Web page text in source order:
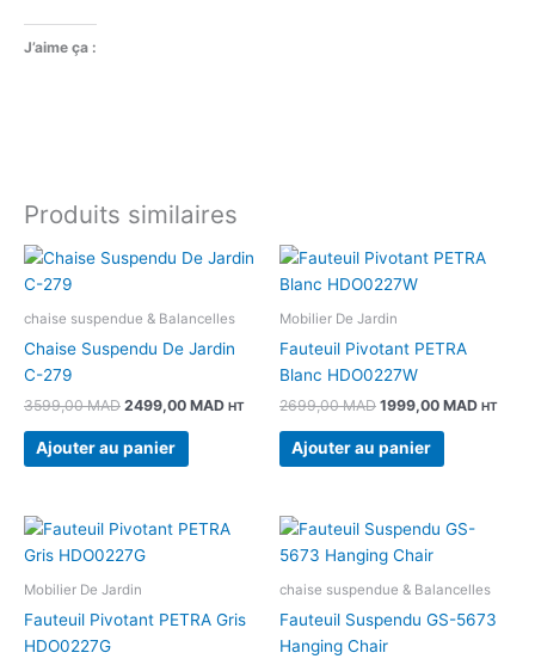
J’aime ça :
Produits similaires
chaise suspendue & Balancelles
Chaise Suspendu De Jardin
C-279
3599,00MAD
Le
prix
était :
3599,00 MAD.
2499,00 MAD
Le
2499,00 MAD.
HT
Ajouter au panier
Mobilier De Jardin
Fauteuil Pivotant PETRA
Blanc HDO0227W
2699,00MAD
Le
initial
était :
2699,00 MAD.
1999,00 MAD
Le
HT
Ajouter au panier
Mobilier De Jardin
Fauteuil Pivotant PETRA Gris
HDO0227G
Le
initial
était :
2699,00 MAD.
Le
1999,00 MAD.
chaise suspendue & Balancelles
Fauteuil Suspendu GS-5673
Hanging Chair